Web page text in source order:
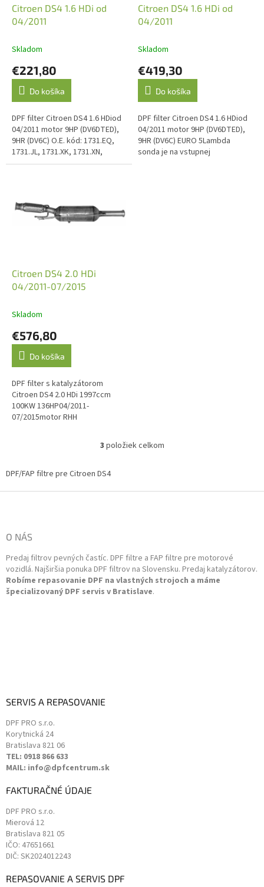
Citroen DS4 1.6 HDi od
04/2011
Skladom
€221,80
Do košíka
DPF filter Citroen DS4 1.6 HDiod
04/2011 motor 9HP (DV6DTED),
9HR (DV6C) O.E. kód: 1731.EQ,
1731.JL, 1731.XK, 1731.XN,
173840, 173842, 173846, 173883,
Citroen DS4 1.6 HDi od
04/2011
Skladom
€419,30
Do košíka
DPF filter Citroen DS4 1.6 HDiod
04/2011 motor 9HP (DV6DTED),
9HR (DV6C) EURO 5Lambda
sonda je na vstupnej
Citroen DS4 2.0 HDi
04/2011-07/2015
Skladom
€576,80
Do košíka
DPF filter s katalyzátorom
Citroen DS4 2.0 HDi 1997ccm
100KW 136HP04/2011-
07/2015motor RHH
163HP09/2011-07/2015motor
RHD (DW10CTED4)Emisní norma:
O
d
p
r
v
k
y
3 položiek celkom
DPF/FAP filtre pre Citroen DS4
O NÁS
Predaj filtrov pevných častíc. DPF filtre a FAP filtre pre motorové
vozidlá. Najširšia ponuka DPF filtrov na Slovensku. Predaj katalyzátorov.
Robíme repasovanie DPF na vlastných strojoch a máme
špecializovaný DPF servis v Bratislave.
SERVIS A REPASOVANIE
DPF PRO s.r.o.
Korytnická 24
Bratislava 821 06
TEL: 0918 866 633
MAIL: info@dpfcentrum.sk
FAKTURAČNÉ ÚDAJE
DPF PRO s.r.o.
Mierová 12
Bratislava 821 05
IČO: 47651661
DIČ: SK2024012243
REPASOVANIE A SERVIS DPF